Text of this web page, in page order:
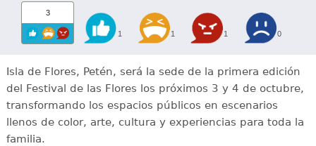
3
1 1 1 0
Isla de Flores, Petén, será la sede de la primera edición
del Festival de las Flores los próximos 3 y 4 de octubre,
transformando los espacios públicos en escenarios
llenos de color, arte, cultura y experiencias para toda la
familia.